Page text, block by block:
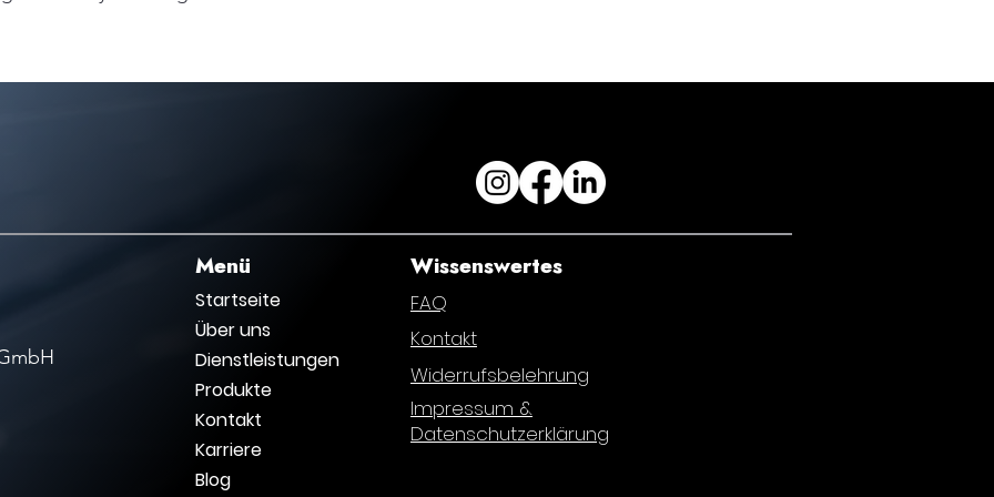
Menü
Wissenswertes
Startseite
Über uns
Dienstleistungen
Produkte
Kontakt
Karriere
Blog
FAQ
Kontakt
Widerrufsbelehrung
Impressum &
Datenschutzerklärung